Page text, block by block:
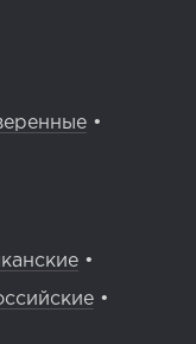
•
•
•